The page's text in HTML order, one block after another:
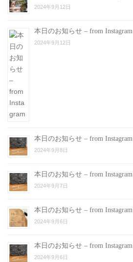
2024年9月12日
本日のお知らせ – from Instagram
2024年9月12日
本日のお知らせ – from Instagram
2024年9月8日
本日のお知らせ – from Instagram
2024年9月7日
本日のお知らせ – from Instagram
2024年9月6日
本日のお知らせ – from Instagram
2024年9月6日